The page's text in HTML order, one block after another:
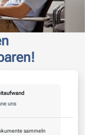
uns
sammeln